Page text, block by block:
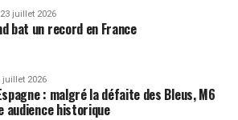
23 juillet 2026
bat un record en France
juillet 2026
: malgré la défaite des Bleus, M6
audience historique